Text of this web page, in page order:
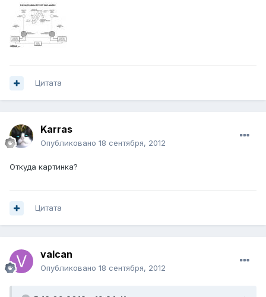
Цитата
Karras
Опубликовано 18 сентября, 2012
Откуда картинка?
Цитата
valcan
Опубликовано 18 сентября, 2012